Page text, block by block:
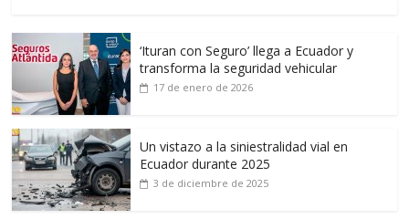
‘Ituran con Seguro’ llega a Ecuador y
transforma la seguridad vehicular
17 de enero de 2026
Un vistazo a la siniestralidad vial en
Ecuador durante 2025
3 de diciembre de 2025